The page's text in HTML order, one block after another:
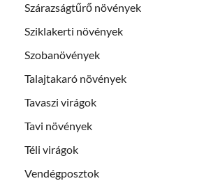
Szárazságtűrő növények
Sziklakerti növények
Szobanövények
Talajtakaró növények
Tavaszi virágok
Tavi növények
Téli virágok
Vendégposztok